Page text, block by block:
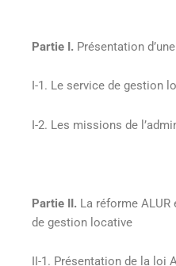
Partie I. Présentation
I-1. Le service de gestion
I-2. Les missions de
Partie II. La réforme
de gestion locative
II-1. Présentation de la loi